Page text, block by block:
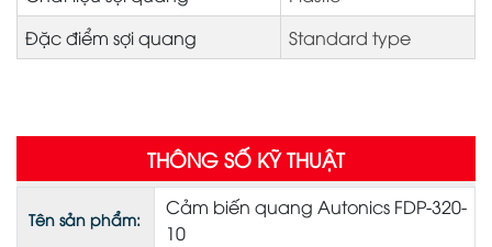
Đặc điểm sợi quang
Standard type
THÔNG SỐ KỸ THUẬT
Tên sản phẩm:
Cảm biến quang Autonics FDP-320-
10